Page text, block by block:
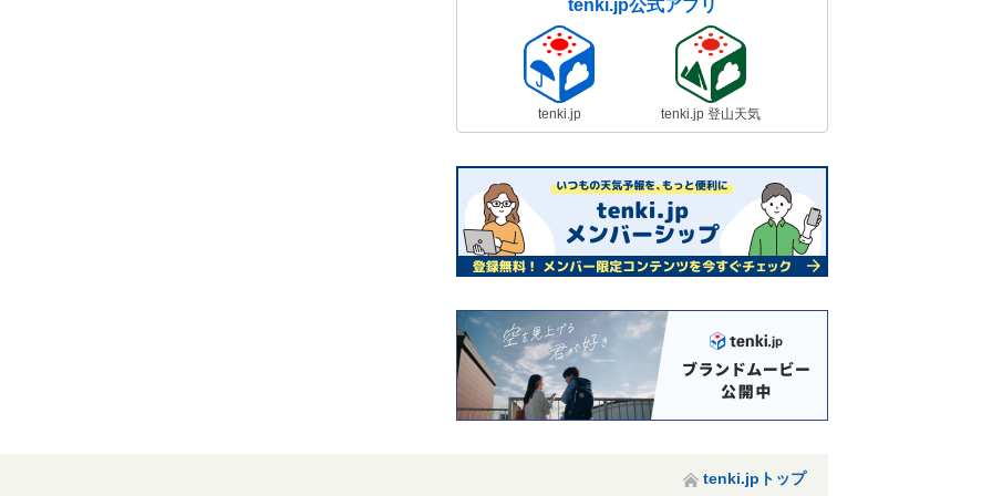
tenki.jp公式アプリ
tenki.jp tenki.jp 登山天気
tenki.jpトップ